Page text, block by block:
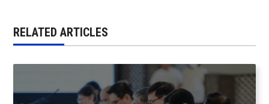
RELATED ARTICLES